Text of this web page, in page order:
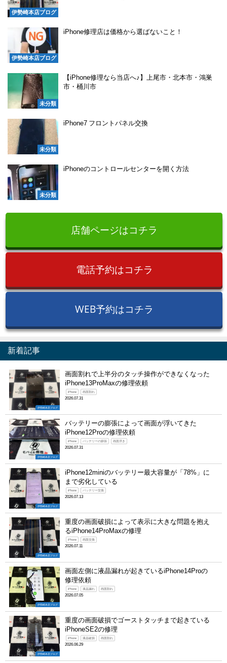
伊勢崎本店ブログ
伊勢崎本店ブログ
iPhone修理店は価格から選ばないこと！
未分類
【iPhone修理なら当店へ♪】上尾市・北本市・鴻巣
市・桶川市
未分類
iPhone7 フロントパネル交換
未分類
iPhoneのコントロールセンターを開く方法
店舗ページはコチラ
電話予約はコチラ
WEB予約はコチラ
新着記事
伊勢崎本店ブログ
画面割れで上半分のタッチ操作ができなくなった
iPhone13ProMaxの修理依頼
iPhone 画面割れ
2026.07.31
伊勢崎本店ブログ
バッテリーの膨張によって画面が浮いてきた
iPhone12Proの修理依頼
iPhone バッテリーの膨張 画面浮き
2026.07.31
伊勢崎本店ブログ
iPhone12miniのバッテリー最大容量が「78%」に
まで劣化している
iPhone バッテリー交換
2026.07.13
伊勢崎本店ブログ
重度の画面破損によって表示に大きな問題を抱え
るiPhone14ProMaxの修理
iPhone 画面交換
2026.07.11
伊勢崎本店ブログ
画面左側に液晶漏れが起きているiPhone14Proの
修理依頼
iPhone 液晶漏れ 画面割れ
2026.07.05
伊勢崎本店ブログ
重度の画面破損でゴーストタッチまで起きている
iPhoneSE2の修理
iPhone 液晶破損 画面割れ
2026.06.29